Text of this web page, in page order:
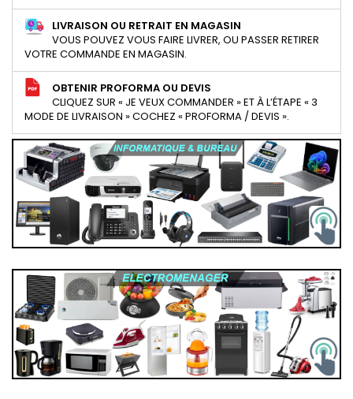
LIVRAISON OU RETRAIT EN MAGASIN
VOUS POUVEZ VOUS FAIRE LIVRER, OU PASSER RETIRER
VOTRE COMMANDE EN MAGASIN.
OBTENIR PROFORMA OU DEVIS
CLIQUEZ SUR « JE VEUX COMMANDER » ET À L’ÉTAPE « 3
MODE DE LIVRAISON » COCHEZ « PROFORMA / DEVIS ».